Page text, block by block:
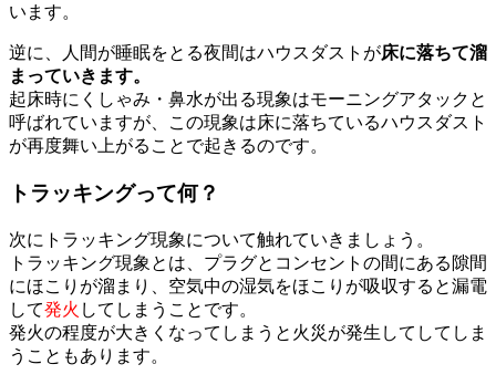
います。
逆に、人間が睡眠をとる夜間はハウスダストが床に落ちて溜
まっていきます。
起床時にくしゃみ・鼻水が出る現象はモーニングアタックと
呼ばれていますが、この現象は床に落ちているハウスダスト
が再度舞い上がることで起きるのです。
トラッキングって何？
次にトラッキング現象について触れていきましょう。
トラッキング現象とは、プラグとコンセントの間にある隙間
にほこりが溜まり、空気中の湿気をほこりが吸収すると漏電
して発火 してしまうことです。
発火の程度が大きくなってしまうと火災が発生してしてしま
うこともあります。